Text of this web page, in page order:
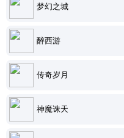
梦幻之城
醉西游
传奇岁月
神魔诛天